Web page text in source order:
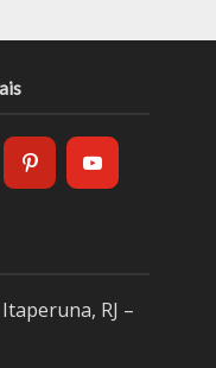
RJ –